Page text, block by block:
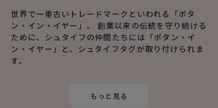
世界で一番古いトレードマークといわれる「ボタ
ン・イン・イヤー」。 創業以来の伝統を守り続ける
ために、シュタイフの仲間たちには「ボタン・イ
ン・イヤー」と、シュタイフタグが取り付けられま
す。
もっと見る